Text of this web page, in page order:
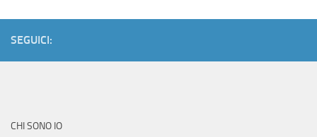
SEGUICI:
CHI SONO IO